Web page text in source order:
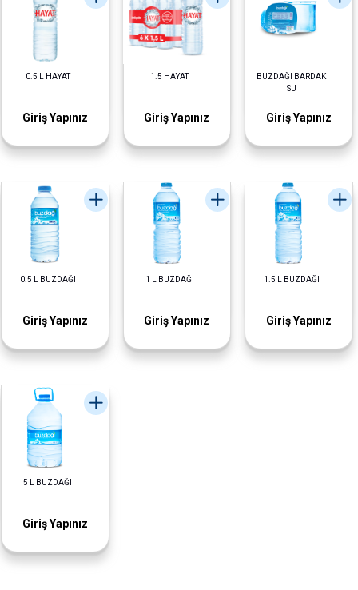
0.5 L HAYAT
Giriş Yapınız
1.5 HAYAT
Giriş Yapınız
BUZDAĞI BARDAK
SU
Giriş Yapınız
0.5 L BUZDAĞI
Giriş Yapınız
1 L BUZDAĞI
Giriş Yapınız
1.5 L BUZDAĞI
Giriş Yapınız
5 L BUZDAĞI
Giriş Yapınız